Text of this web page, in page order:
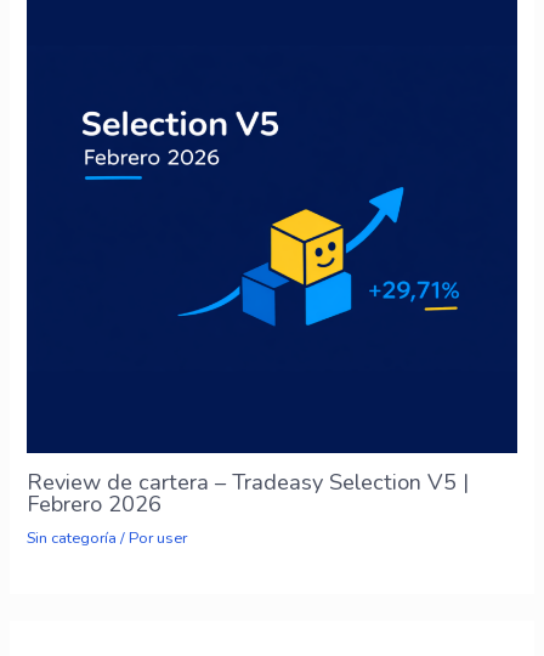
Review de cartera – Tradeasy Selection V5 |
Febrero 2026
Sin categoría / Poruser